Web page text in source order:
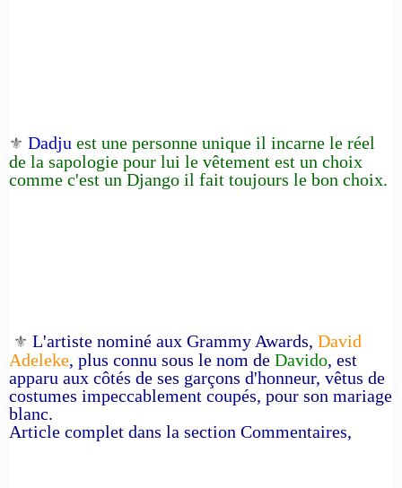
⚜️ Dadju est une personne unique il incarne le réel
de la sapologie pour lui le vêtement est un choix
comme c'est un Django il fait toujours le bon choix.
⚜️ L'artiste nominé aux Grammy Awards, David
Adeleke, plus connu sous le nom de Davido, est
apparu aux côtés de ses garçons d'honneur, vêtus de
costumes impeccablement coupés, pour son mariage
blanc.
Article complet dans la section Commentaires,